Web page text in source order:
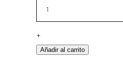
+
Añadir al carrito